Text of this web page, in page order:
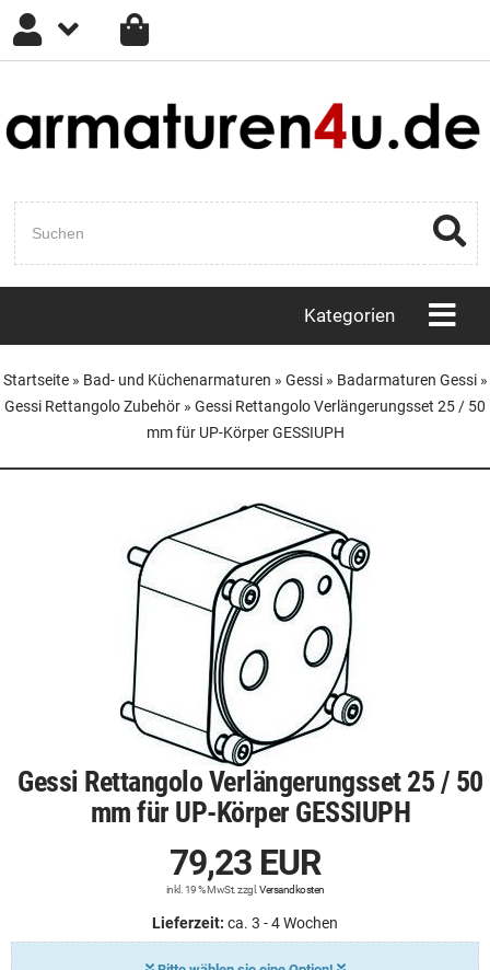
Kategorien
Startseite» Bad- und Küchenarmaturen » Gessi» Badarmaturen Gessi»
Gessi Rettangolo Zubehör » Gessi Rettangolo Verlängerungsset 25 / 50
mm für UP-Körper GESSIUPH
Gessi Rettangolo Verlängerungsset 25 / 50
mm für UP-Körper GESSIUPH
79,23 EUR
inkl. 19 % MwSt. zzgl.Versandkosten
Lieferzeit: ca. 3 - 4 Wochen